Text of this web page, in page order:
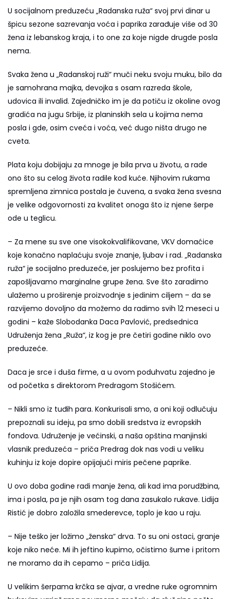
U socijalnom preduzeću „Radanska ruža“ svoj prvi dinar u
špicu sezone sazrevanja voća i paprika zarađuje više od 30
žena iz lebanskog kraja, i to one za koje nigde drugde posla
nema.
Svaka žena u „Radanskoj ruži“ muči neku svoju muku, bilo da
je samohrana majka, devojka s osam razreda škole,
udovica ili invalid. Zajedničko im je da potiču iz okoline ovog
gradića na jugu Srbije, iz planinskih sela u kojima nema
posla i gde, osim cveća i voća, već dugo ništa drugo ne
cveta.
Plata koju dobijaju za mnoge je bila prva u životu, a rade
ono što su celog života radile kod kuće. Njihovim rukama
spremljena zimnica postala je čuvena, a svaka žena svesna
je velike odgovornosti za kvalitet onoga što iz njene šerpe
ode u teglicu.
– Za mene su sve one visokokvalifikovane, VKV domaćice
koje konačno naplaćuju svoje znanje, ljubav i rad. „Radanska
ruža“ je socijalno preduzeće, jer poslujemo bez profita i
zapošljavamo marginalne grupe žena. Sve što zaradimo
ulažemo u proširenje proizvodnje s jedinim ciljem – da se
razvijemo dovoljno da možemo da radimo svih 12 meseci u
godini – kaže Slobodanka Daca Pavlović, predsednica
Udruženja žena „Ruža“, iz kog je pre četiri godine niklo ovo
preduzeće.
Daca je srce i duša firme, a u ovom poduhvatu zajedno je
od početka s direktorom Predragom Stošićem.
– Nikli smo iz tuđih para. Konkurisali smo, a oni koji odlučuju
prepoznali su ideju, pa smo dobili sredstva iz evropskih
fondova. Udruženje je većinski, a naša opština manjinski
vlasnik preduzeća – priča Predrag dok nas vodi u veliku
kuhinju iz koje dopire opijajući miris pečene paprike.
U ovo doba godine radi manje žena, ali kad ima porudžbina,
ima i posla, pa je njih osam tog dana zasukalo rukave. Lidija
Ristić je dobro založila smederevce, toplo je kao u raju.
– Nije teško jer ložimo „ženska“ drva. To su oni ostaci, granje
koje niko neće. Mi ih jeftino kupimo, očistimo šume i pritom
ne moramo da ih cepamo – priča Lidija.
U velikim šerpama krčka se ajvar, a vredne ruke ogromnim